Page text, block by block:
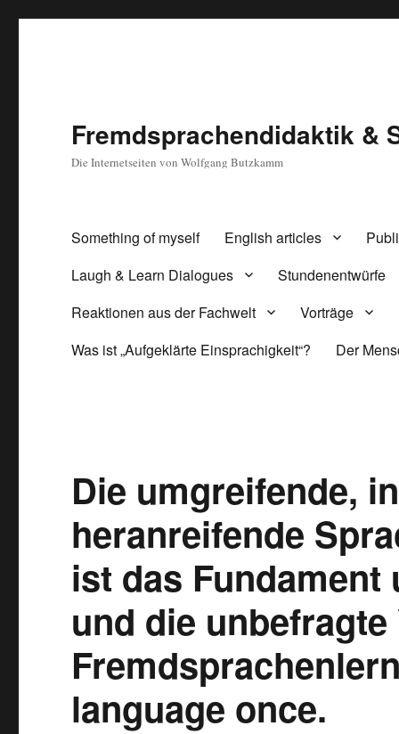
Fremdsprachendidaktik &
Die Internetseiten von Wolfgang Butzkamm
Something of myself English articles
Laugh & Learn Dialogues
Stundenentwürfe
Reaktionen aus der Fachwelt
Vorträge
Was ist „Aufgeklärte Einsprachigkeit“?
Der
Die umgreifende,
heranreifende
ist das
und die
language once.